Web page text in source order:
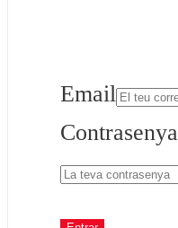
Email
Contrasenya